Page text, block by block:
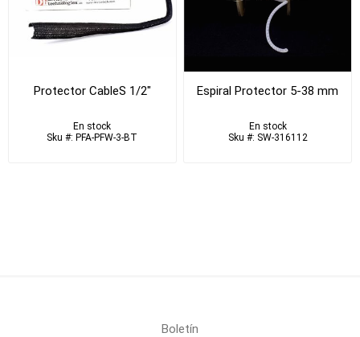
Protector CableS 1/2"
En stock
Sku #: PFA-PFW-3-BT
Espiral Protector 5-38 mm
En stock
Sku #: SW-316112
Boletín